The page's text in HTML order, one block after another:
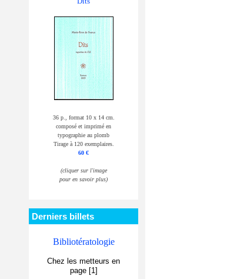
36 p., format 10 x 14 cm.
composé et imprimé en
typographie au plomb
Tirage à 120 exemplaires.
60 €
(cliquer sur l'image
pour en savoir plus)
Derniers billets
Bibliotératologie
Chez les metteurs en
page [1]